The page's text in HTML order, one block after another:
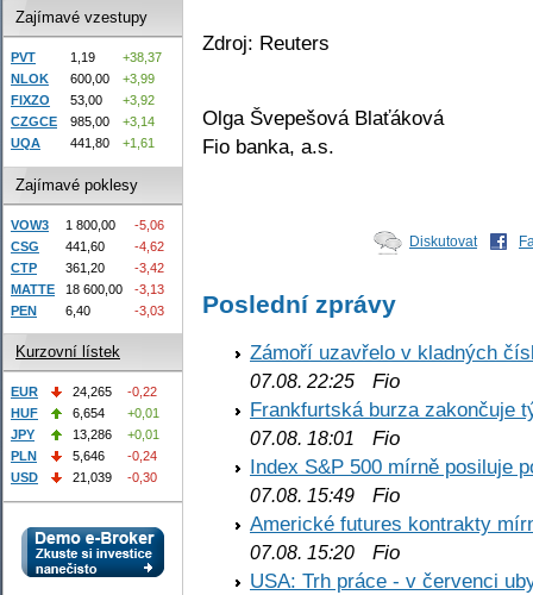
Zdroj: Reuters
Olga Švepešová Blaťáková
Fio banka, a.s.
Diskutovat
Poslední zprávy
Zámoří uzavřelo v kladných
07.08. 22:25 Fio
Frankfurtská burza zakončuje
07.08. 18:01
Fio
Index S&P 500 mírně posiluje
07.08. 15:49 Fio
Americké futures kontrakty
07.08. 15:20 Fio
USA: Trh práce - v červenci
Zajímavé vzestupy
PVT 1,19
+38,37
NLOK
600,00
+3,99
FIXZO
53,00
+3,92
CZGCE
985,00
+3,14
UQA
441,80 +1,61
Zajímavé poklesy
VOW3 1 800,00
-5,06
CSG
441,60
-4,62
CTP
361,20
-3,42
MATTE
18 600,00
-3,13
PEN
6,40 -3,03
Kurzovní lístek
EUR 24,265
-0,22
HUF
6,654
+0,01
JPY
13,286
+0,01
PLN
5,646
-0,24
USD
21,039 -0,30